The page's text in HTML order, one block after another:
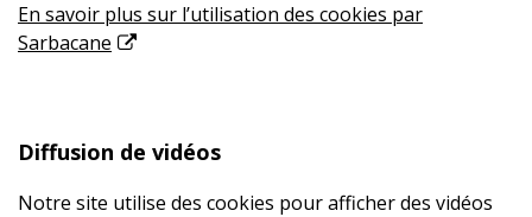
En savoir plus sur l’utilisation des cookies par
Sarbacane
Diffusion de vidéos
Notre site utilise des cookies pour afficher des vidéos